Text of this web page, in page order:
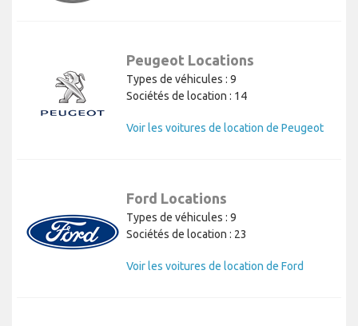
Peugeot Locations
Types de véhicules : 9
Sociétés de location : 14
Voir les voitures de location de Peugeot
Ford Locations
Types de véhicules : 9
Sociétés de location : 23
Voir les voitures de location de Ford